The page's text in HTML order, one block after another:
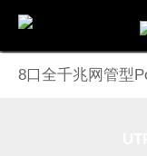
8口全千兆网管型
电话